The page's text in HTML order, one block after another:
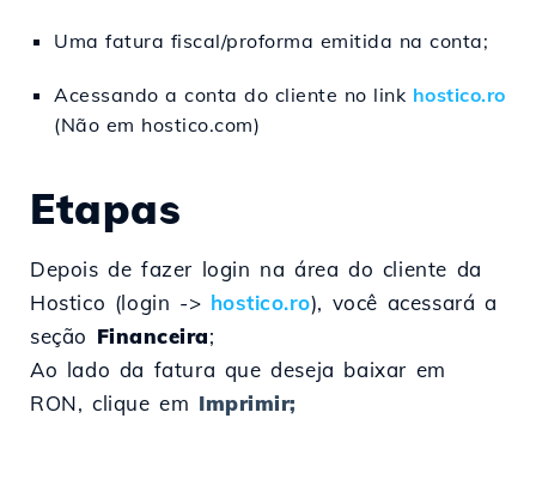
Uma fatura fiscal/proforma emitida na conta;
Acessando a conta do cliente no link hostico.ro
(Não em hostico.com)
Etapas
Depois de fazer login na área do cliente da
Hostico (login -> hostico.ro), você acessará a
seção Financeira;
Ao lado da fatura que deseja baixar em
RON, clique em Imprimir;